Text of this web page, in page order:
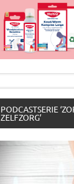
PODCASTSERIE
ZELFZORG’